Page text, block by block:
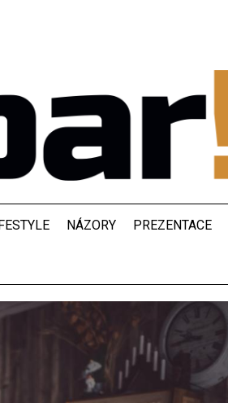
NÁZORY PREZENTACE